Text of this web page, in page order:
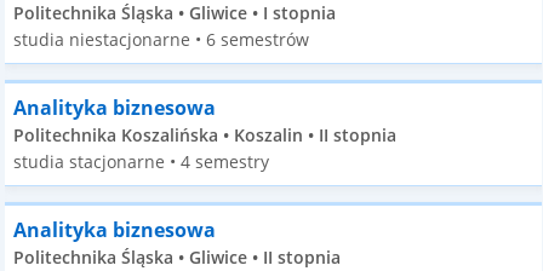
Politechnika Śląska • Gliwice • I stopnia
studia niestacjonarne • 6 semestrów
Analityka biznesowa
Politechnika Koszalińska • Koszalin • II stopnia
studia stacjonarne • 4 semestry
Analityka biznesowa
Politechnika Śląska • Gliwice • II stopnia